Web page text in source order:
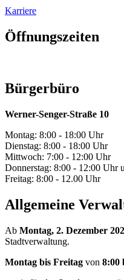
Karriere
Öffnungszeiten
Bürgerbüro
Werner-Senger-Straße 10
Montag: 8:00 - 18:00 Uhr
Dienstag: 8:00 - 18:00 Uhr
Mittwoch: 7:00 - 12:00 Uhr
Donnerstag: 8:00 - 12:00 Uhr
Freitag: 8:00 - 12.00 Uhr
Allgemeine
Ab Montag, 2. Dezember
Stadtverwaltung.
Montag bis Freitag von 8:00